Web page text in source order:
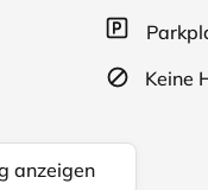
Keine
anzeigen